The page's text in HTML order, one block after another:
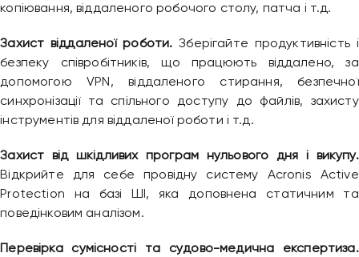
копіювання, віддаленого робочого столу, патча і т.д.
Захист віддаленої роботи. Зберігайте продуктивність і
безпеку співробітників, що працюють віддалено, за
допомогою VPN, віддаленого стирання, безпечної
синхронізації та спільного доступу до файлів, захисту
інструментів для віддаленої роботи і т.д.
Захист від шкідливих програм нульового дня і викупу.
Відкрийте для себе провідну систему Acronis Active
Protection на базі ШІ, яка доповнена статичним та
поведінковим аналізом.
Перевірка сумісності та судово-медична експертиза.
Привіт 👋, чим тобі допомогти?
Ми зазвичай відповідаємо дуже швидко